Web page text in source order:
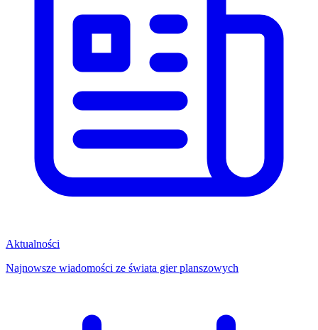
Aktualności
Najnowsze wiadomości ze świata gier planszowych